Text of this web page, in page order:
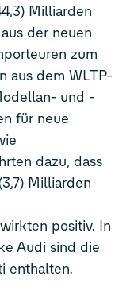
Milliarden
der neuen
zum
aus dem WLTP-
und -
für neue
dazu, dass
Milliarden
positiv. In
Audi sind die
enthalten.